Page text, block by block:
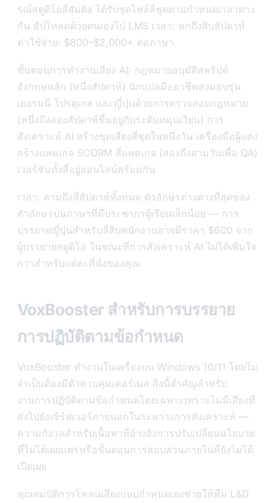
รณ์สตูดิโอสี่สัมผัส ได้รับชุดไฟล์สี่ชุดตามกำหนดเวลาต่าง
กัน อัปโหลดด้วยตนเองไป LMS เวลา: หกถึงสิบสัปดาห์
ค่าใช้จ่าย: $800–$2,000+ ต่อภาษา
ขั้นตอนการทำงานเสียง AI: กฎหมายอนุมัติสคริปต์
อังกฤษหลัก (หนึ่งสัปดาห์) นักแปลมืออาชีพส่งมอบรุ่น
เยอรมนี โปรตุเกส และญี่ปุ่นด้วยการตรวจสอบกฎหมาย
(หนึ่งถึงสองสัปดาห์ขึ้นอยู่กับระดับหมุนเวียน) การ
สังเคราะห์ AI สร้างชุดเสียงสี่ชุดในหนึ่งวัน เครื่องมือผู้แต่ง
สร้างแพคเกจ SCORM สี่แพคเกจ (สองถึงสามวันเพื่อ QA)
เวอร์ชันทั้งสี่อยู่ออนไลน์พร้อมกัน
เวลา: สามถึงสี่สัปดาห์ทั้งหมด ตัวอักษรต่างต่างที่สุดของ
ตัวอักษรบนภาษาที่มีประชากรผู้เรียนเล็กน้อย — การ
บรรยายญี่ปุ่นสำหรับสี่สิบพนักงานอาจมีราคา $600 จาก
ผู้บรรยายสตูดิโอ ในขณะที่การสังเคราะห์ AI ไม่ได้เพิ่มใจ
กว่าสำหรับแต่ละที่นั่งของคุณ
VoxBooster สำหรับการบรรยาย
การปฏิบัติตามข้อกำหนด
VoxBooster ทำงานในเครื่องบน Windows 10/11 โดยไม่
จำเป็นต้องมีตัวควบคุมเคอร์เนล สิ่งนี้สำคัญสำหรับ
งานการปฏิบัติตามข้อกำหนดโดยเฉพาะเพราะไม่มีเสียงที่
ส่งไปยังเซิร์ฟเวอร์ภายนอกในระหว่างการสังเคราะห์ —
ความกังวลสำหรับเนื้อหาที่อ้างอิงการปรับเปลี่ยนนโยบาย
ที่ไม่ได้เผยแพร่หรือขั้นตอนการสอบสวนภายในที่ยังไม่ได้
เปิดเผย
คุณสมบัติการโคลนเสียงแบบกำหนดเองช่วยให้ทีม L&D